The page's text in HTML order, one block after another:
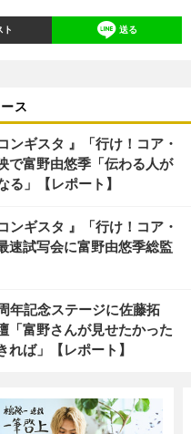
ト 送る
ス
ンギスタ 』「行け！コア・
で富野由悠季「伝わる人が
る」【レポート】
ンギスタ 』「行け！コア・
速試写会に富野由悠季総監
年記念ステージに佐藤拓
「富野さんが見せたかった
れば」【レポート】